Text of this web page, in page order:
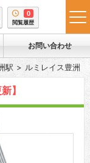
0
閲覧履歴
お問い合わせ
駅 ルミレイス豊洲
】